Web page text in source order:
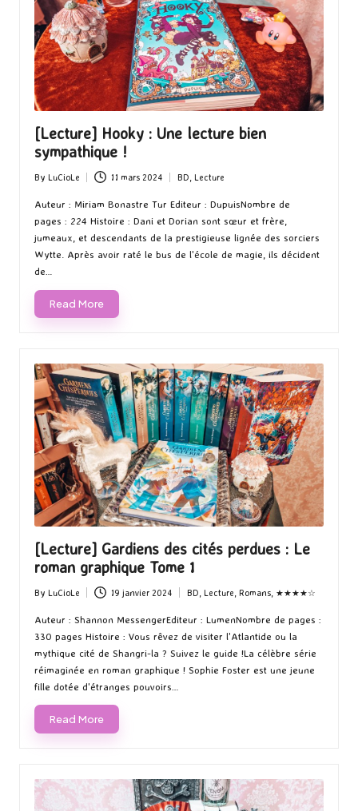
[Lecture] Hooky : Une lecture bien
sympathique !
Posted
by
By LuCioLe 11 mars 2024
Posted
in
BD, Lecture
Auteur : Miriam Bonastre Tur Editeur : DupuisNombre de
pages : 224 Histoire : Dani et Dorian sont sœur et frère,
jumeaux, et descendants de la prestigieuse lignée des sorciers
Wytte. Après avoir raté le bus de l'école de magie, ils décident
de…
Read More
[Lecture] Gardiens des cités perdues : Le
roman graphique Tome 1
Posted
by
By LuCioLe 19 janvier 2024
Posted
BD, Lecture, Romans, ★★★★☆
Auteur : Shannon MessengerEditeur : LumenNombre de pages :
330 pages Histoire : Vous rêvez de visiter l'Atlantide ou la
mythique cité de Shangri-la ? Suivez le guide !La célèbre série
réimaginée en roman graphique ! Sophie Foster est une jeune
fille dotée d'étranges pouvoirs…
Read More